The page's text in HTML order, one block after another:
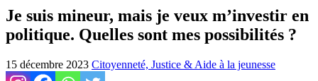
Je suis mineur, mais je veux m’investir en
politique. Quelles sont mes possibilités ?
15 décembre 2023 Citoyenneté, Justice & Aide à la jeunesse